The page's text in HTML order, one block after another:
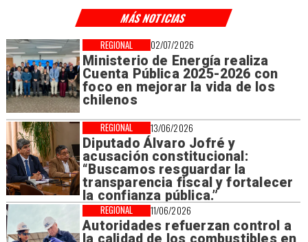
MÁS NOTICIAS
02/07/2026
Ministerio de Energía realiza
Cuenta Pública 2025-2026 con
foco en mejorar la vida de los
chilenos
REGIONAL
13/06/2026
Diputado Álvaro Jofré y
acusación constitucional:
“Buscamos resguardar la
transparencia fiscal y fortalecer
la confianza pública.”
REGIONAL
11/06/2026
Autoridades refuerzan control a
REGIONAL